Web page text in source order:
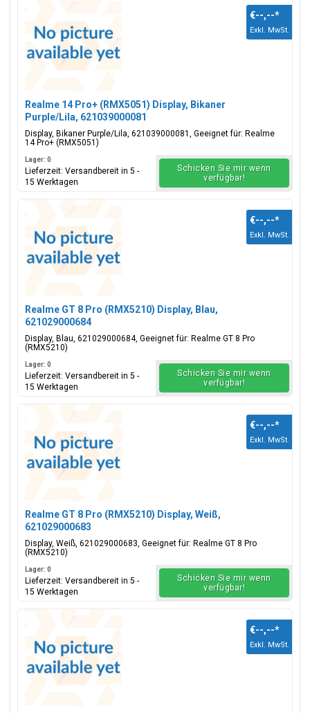
Realme 14 Pro+ (RMX5051) Display, Bikaner
Purple/Lila, 621039000081
Display, Bikaner Purple/Lila, 621039000081, Geeignet für: Realme
14 Pro+ (RMX5051)
€--,--*
Exkl. MwSt.
Lager: 0
Lieferzeit: Versandbereit in 5 -
15 Werktagen
Schicken Sie mir wenn
verfügbar!
Realme GT 8 Pro (RMX5210) Display, Blau,
621029000684
Display, Blau, 621029000684, Geeignet für: Realme GT 8 Pro
(RMX5210)
€--,--*
Exkl. MwSt.
Lager: 0
Lieferzeit: Versandbereit in 5 -
15 Werktagen
Schicken Sie mir wenn
verfügbar!
Realme GT 8 Pro (RMX5210) Display, Weiß,
621029000683
Display, Weiß, 621029000683, Geeignet für: Realme GT 8 Pro
(RMX5210)
€--,--*
Exkl. MwSt.
Lager: 0
Lieferzeit: Versandbereit in 5 -
15 Werktagen
Schicken Sie mir wenn
verfügbar!
€--,--*
Exkl. MwSt.